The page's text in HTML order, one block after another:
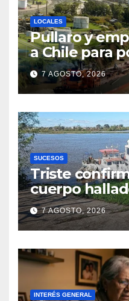
LOCALES
Pullaro y
a Chile para
puertos del
como salida
7 AGOSTO, 2026
SUCESOS
Triste
cuerpo
club Náutico
Fernando
kitesurfista
7 AGOSTO, 2026
INTERÉS GENERAL